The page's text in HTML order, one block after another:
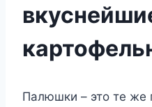
Палюшки – это те же